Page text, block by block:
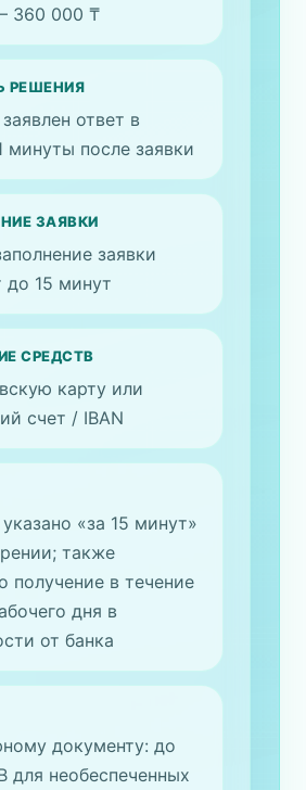
360 000 ₸
РЕШЕНИЯ
ответ в
минуты после заявки
ЗАЯВКИ
заявки
до 15 минут
СРЕДСТВ
карту или
счет / IBAN
«за 15 минут»
также
получение в течение
дня в
от банка
документу: до
для необеспеченных